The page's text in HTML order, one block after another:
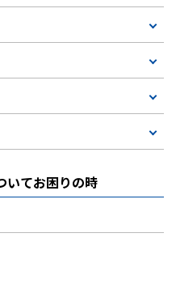
いてお困りの時